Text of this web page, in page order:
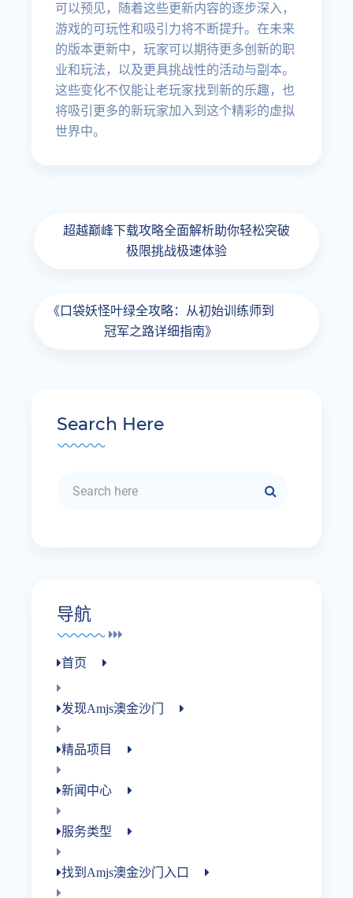
可以预见，随着这些更新内容的逐步深入，
游戏的可玩性和吸引力将不断提升。在未来
的版本更新中，玩家可以期待更多创新的职
业和玩法，以及更具挑战性的活动与副本。
这些变化不仅能让老玩家找到新的乐趣，也
将吸引更多的新玩家加入到这个精彩的虚拟
世界中。
超越巅峰下载攻略全面解析助你轻松突破
极限挑战极速体验
《口袋妖怪叶绿全攻略：从初始训练师到
冠军之路详细指南》
Search Here
导航
首页
发现amjs澳金沙门
精品项目
新闻中心
服务类型
找到amjs澳金沙门入口